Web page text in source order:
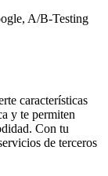
A/B-Testing
características
y te permiten
Con tu
de terceros